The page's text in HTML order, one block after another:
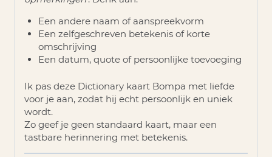
Een andere naam of aanspreekvorm
Een zelfgeschreven betekenis of korte
omschrijving
Een datum, quote of persoonlijke toevoeging
Ik pas deze Dictionary kaart Bompa met liefde
voor je aan, zodat hij echt persoonlijk en uniek
wordt.
Zo geef je geen standaard kaart, maar een
tastbare herinnering met betekenis.